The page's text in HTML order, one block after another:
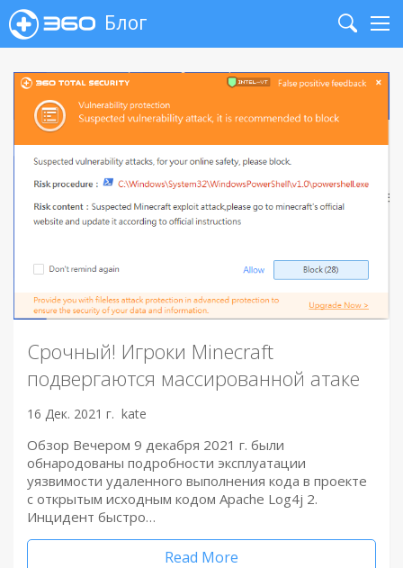
Блог
Search
Срочный! Игроки Minecraft
подвергаются массированной атаке
16 Дек. 2021 г. kate
Обзор Вечером 9 декабря 2021 г. были
обнародованы подробности эксплуатации
уязвимости удаленного выполнения кода в проекте
с открытым исходным кодом Apache Log4j 2.
Инцидент быстро…
Read More